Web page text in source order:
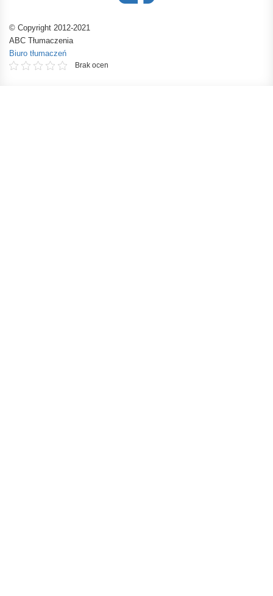
© Copyright 2012-2021
ABC Tłumaczenia
Biuro tłumaczeń
Brak ocen